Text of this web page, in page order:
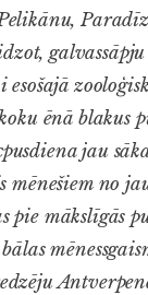
esošajā
koku ēnā
jau
mēnešiem no
pie mākslīgās